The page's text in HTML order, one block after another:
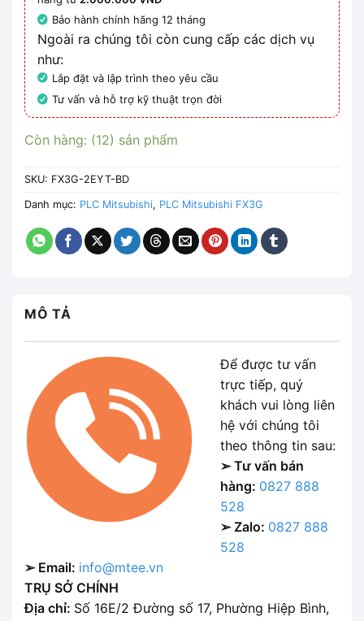
Bảo hành chính hãng 12 tháng
Ngoài ra chúng tôi còn cung cấp các dịch vụ
như:
Lắp đặt và lập trình theo yêu cầu
Tư vấn và hỗ trợ kỹ thuật trọn đời
Còn hàng: (12) sản phẩm
SKU: FX3G-2EYT-BD
Danh mục: PLC Mitsubishi, PLC Mitsubishi FX3G
MÔ TẢ
Để được tư vấn
trực tiếp, quý
khách vui lòng liên
hệ với chúng tôi
theo thông tin sau:
➢ Tư vấn bán
hàng: 0827 888
528
➢ Zalo: 0827 888
528
➢ Email: info@mtee.vn
TRỤ SỞ CHÍNH
Địa chỉ: Số 16E/2 Đường số 17, Phường Hiệp Bình,